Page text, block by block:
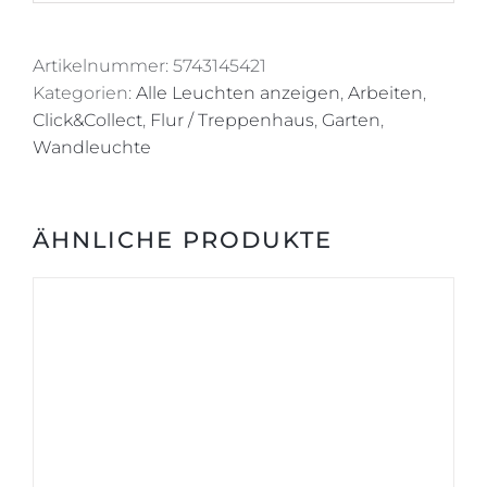
Artikelnummer: 5743145421
Kategorien: Alle Leuchten anzeigen, Arbeiten,
Click&Collect, Flur / Treppenhaus, Garten,
Wandleuchte
ÄHNLICHE PRODUKTE